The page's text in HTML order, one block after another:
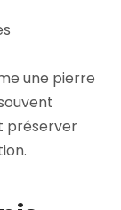
une pierre
préserver